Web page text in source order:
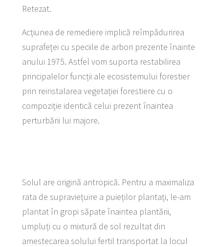
Retezat.
Acțiunea de remediere implică reîmpădurirea
suprafeței cu speciile de arbori prezente înainte
anului 1975. Astfel vom suporta restabilirea
principalelor funcții ale ecosistemului forestier
prin reinstalarea vegetației forestiere cu o
compoziție identică celui prezent înaintea
perturbării lui majore.
Solul are origină antropică. Pentru a maximaliza
rata de supraviețuire a puieților plantați, le-am
plantat în gropi săpate înaintea plantării,
umpluți cu o mixtură de sol rezultat din
amestecarea solului fertil transportat la locul